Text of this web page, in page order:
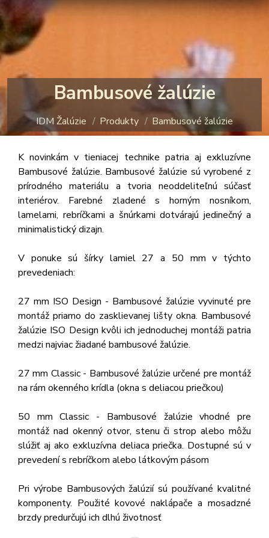
Bambusové žalúzie
IDM Žalúzie Produkty Bambusové žalúzie
K novinkám v tieniacej technike patria aj exkluzívne
Bambusové žalúzie. Bambusové žalúzie sú vyrobené z
prírodného materiálu a tvoria neoddeliteľnú súčasť
interiérov. Farebné zladené s horným nosníkom,
lamelami, rebríčkami a šnúrkami dotvárajú jedinečný a
minimalistický dizajn.
V ponuke sú šírky lamiel 27 a 50 mm v týchto
prevedeniach:
27 mm ISO Design - Bambusové žalúzie vyvinuté pre
montáž priamo do zasklievanej lišty okna. Bambusové
žalúzie ISO Design kvôli ich jednoduchej montáži patria
medzi najviac žiadané bambusové žalúzie.
27 mm Classic - Bambusové žalúzie určené pre montáž
na rám okenného krídla (okna s deliacou priečkou)
50 mm Classic - Bambusové žalúzie vhodné pre
montáž nad okenný otvor, stenu či strop alebo môžu
slúžiť aj ako exkluzívna deliaca priečka. Dostupné sú v
prevedení s rebríčkom alebo látkovým pásom
Pri výrobe Bambusových žalúzií sú používané kvalitné
komponenty. Použité kovové naklápače a mosadzné
brzdy predurčujú ich dlhú životnosť